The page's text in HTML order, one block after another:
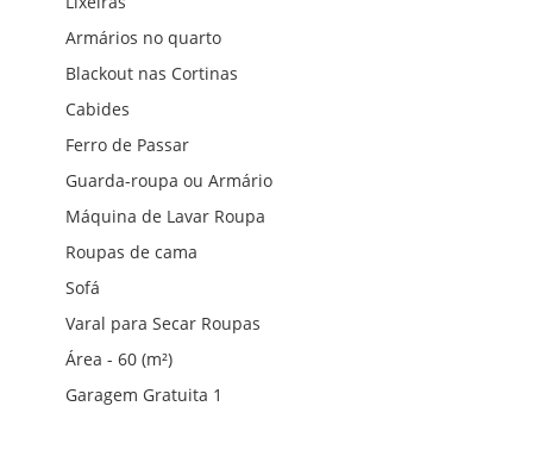
Armários no quarto
Blackout nas Cortinas
Cabides
Ferro de Passar
Guarda-roupa ou Armário
Máquina de Lavar Roupa
Roupas de cama
Sofá
Varal para Secar Roupas
Área - 60 (m²)
Garagem Gratuita 1